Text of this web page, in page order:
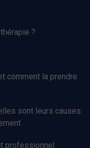
?
comment la prendre
sont leurs causes
professionnel